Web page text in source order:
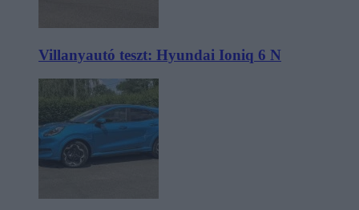
Villanyautó teszt: Hyundai Ioniq 6 N